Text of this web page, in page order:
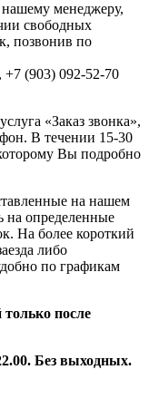
менеджеру,
свободных
позвонив по
+7 (903) 092-52-70
«Заказ звонка»,
В течении 15-30
Вы подробно
на нашем
на определенные
На более короткий
либо
по графикам
после
Без выходных.